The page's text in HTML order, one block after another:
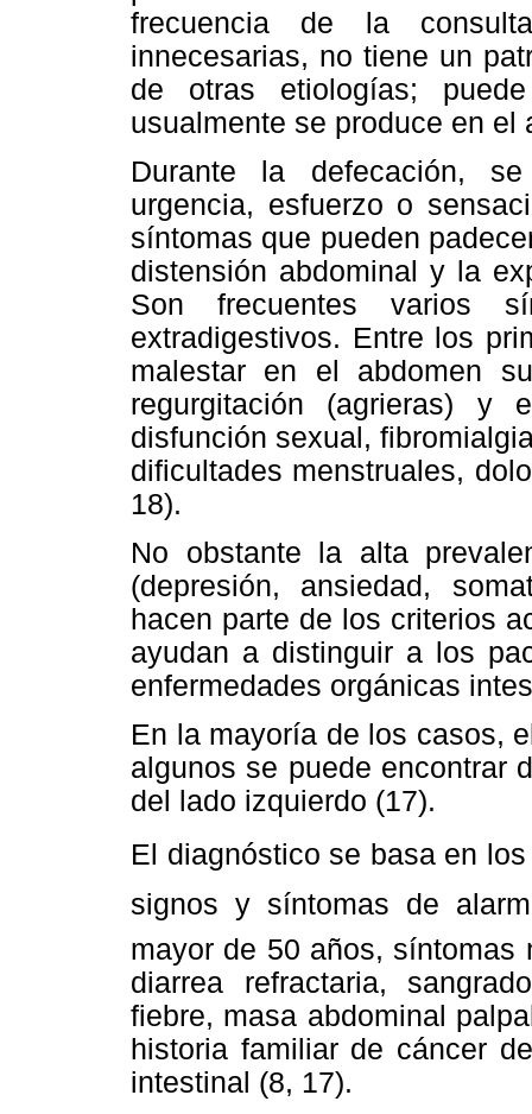
frecuencia de la
innecesarias, no tiene un
de otras etiologías;
usualmente se produce en el
Durante la defecación,
urgencia, esfuerzo o
síntomas que pueden
distensión abdominal y la
Son frecuentes varios
extradigestivos. Entre los
malestar en el abdomen
regurgitación (agrieras) y
disfunción sexual,
dificultades menstruales,
18).
No obstante la alta
(depresión, ansiedad,
hacen parte de los criterios
ayudan a distinguir a los
enfermedades orgánicas
En la mayoría de los casos,
algunos se puede encontrar
del lado izquierdo (17).
El diagnóstico se basa en los
signos y síntomas de
mayor de 50 años, síntomas
diarrea refractaria,
fiebre, masa abdominal
historia familiar de cáncer
intestinal (8, 17).